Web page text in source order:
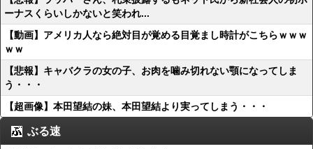
ーナスくらいしかないと笑われ...
【動画】アメリカ人なら絶対目が覚める目覚まし時計がこちらｗｗｗ
ｗｗ
【悲報】キャバクラの女の子、お肉を噛み切れない顎になってしま
う・・・
【超画像】本田望結の妹、本田望結より実ってしまう・・・
ぶる速